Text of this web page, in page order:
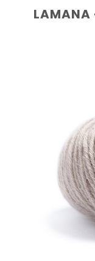
LAMANA